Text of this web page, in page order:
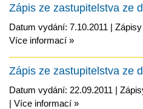
Zápis ze zastupitelstva ze
Datum vydání: 7.10.2011 |
Více informací »
Zápis ze zastupitelstva ze
Datum vydání: 22.09.2011 |
| Více informací »